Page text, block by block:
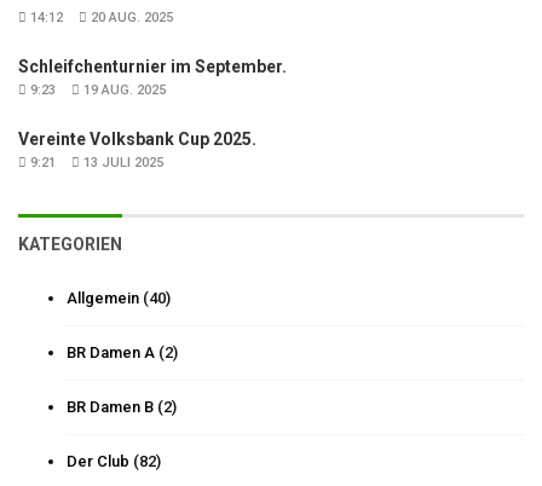
14:12 20 AUG. 2025
Schleifchenturnier im September.
9:23 19 AUG. 2025
Vereinte Volksbank Cup 2025.
9:21 13 JULI 2025
KATEGORIEN
Allgemein (40)
BR Damen A (2)
BR Damen B (2)
Der Club (82)